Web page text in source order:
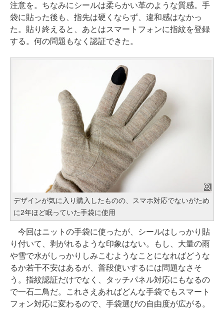
注意を。ちなみにシールは柔らかい革のような質感。手
袋に貼った後も、指先は硬くならず、違和感はなかっ
た。貼り終えると、あとはスマートフォンに指紋を登録
する。何の問題もなく認証できた。
デザインが気に入り購入したものの、スマホ対応でないがため
に2年ほど眠っていた手袋に使用
今回はニットの手袋に使ったが、シールはしっかり貼
り付いて、剥がれるような印象はない。もし、大量の雨
や雪で水がしっかりしみこむようなことになればどうな
るか若干不安はあるが、普段使いするには問題なさそ
う。指紋認証だけでなく、タッチパネル対応にもなるの
で一石二鳥だ。これさえあればどんな手袋でもスマート
フォン対応に変わるので、手袋選びの自由度が広がる。